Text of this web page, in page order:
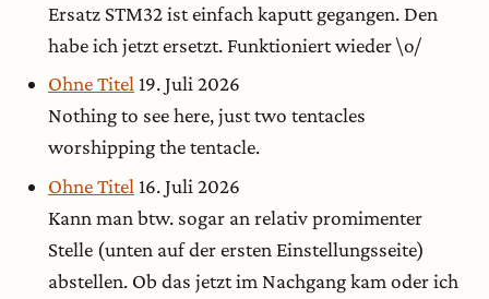
Ersatz STM32 ist einfach kaputt gegangen. Den
habe ich jetzt ersetzt. Funktioniert wieder \o/
Ohne Titel 19. Juli 2026
Nothing to see here, just two tentacles
worshipping the tentacle.
Ohne Titel 16. Juli 2026
Kann man btw. sogar an relativ promimenter
Stelle (unten auf der ersten Einstellungsseite)
abstellen. Ob das jetzt im Nachgang kam oder ich